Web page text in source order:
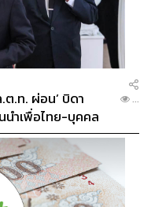
.ท. ผ่อน’ บิดา
นำเพื่อไทย-บุคคล
...